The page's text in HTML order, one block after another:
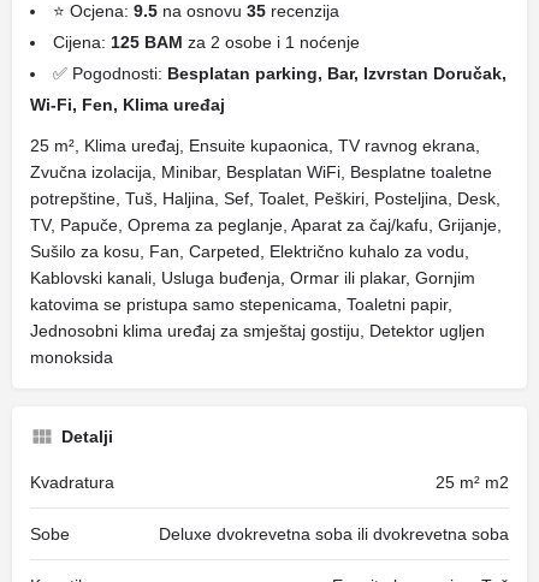
⭐ Ocjena: 9.5 na osnovu 35 recenzija
Cijena: 125 BAM za 2 osobe i 1 noćenje
✅ Pogodnosti: Besplatan parking, Bar, Izvrstan Doručak,
Wi-Fi, Fen, Klima uređaj
25 m², Klima uređaj, Ensuite kupaonica, TV ravnog ekrana,
Zvučna izolacija, Minibar, Besplatan WiFi, Besplatne toaletne
potrepštine, Tuš, Haljina, Sef, Toalet, Peškiri, Posteljina, Desk,
TV, Papuče, Oprema za peglanje, Aparat za čaj/kafu, Grijanje,
Sušilo za kosu, Fan, Carpeted, Električno kuhalo za vodu,
Kablovski kanali, Usluga buđenja, Ormar ili plakar, Gornjim
katovima se pristupa samo stepenicama, Toaletni papir,
Jednosobni klima uređaj za smještaj gostiju, Detektor ugljen
monoksida
Detalji
Kvadratura 25 m² m2
Sobe Deluxe dvokrevetna soba ili dvokrevetna soba